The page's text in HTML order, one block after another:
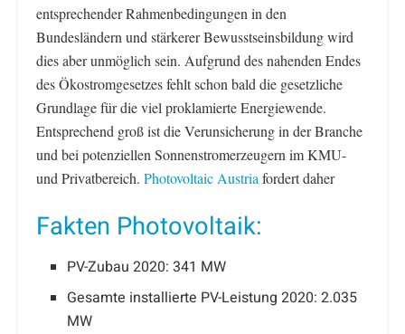
entsprechender Rahmenbedingungen in den
Bundesländern und stärkerer Bewusstseinsbildung wird
dies aber unmöglich sein. Aufgrund des nahenden Endes
des Ökostromgesetzes fehlt schon bald die gesetzliche
Grundlage für die viel proklamierte Energiewende.
Entsprechend groß ist die Verunsicherung in der Branche
und bei potenziellen Sonnenstromerzeugern im KMU-
und Privatbereich. Photovoltaic Austria fordert daher
Fakten Photovoltaik:
PV-Zubau 2020: 341 MW
Gesamte installierte PV-Leistung 2020: 2.035
MW